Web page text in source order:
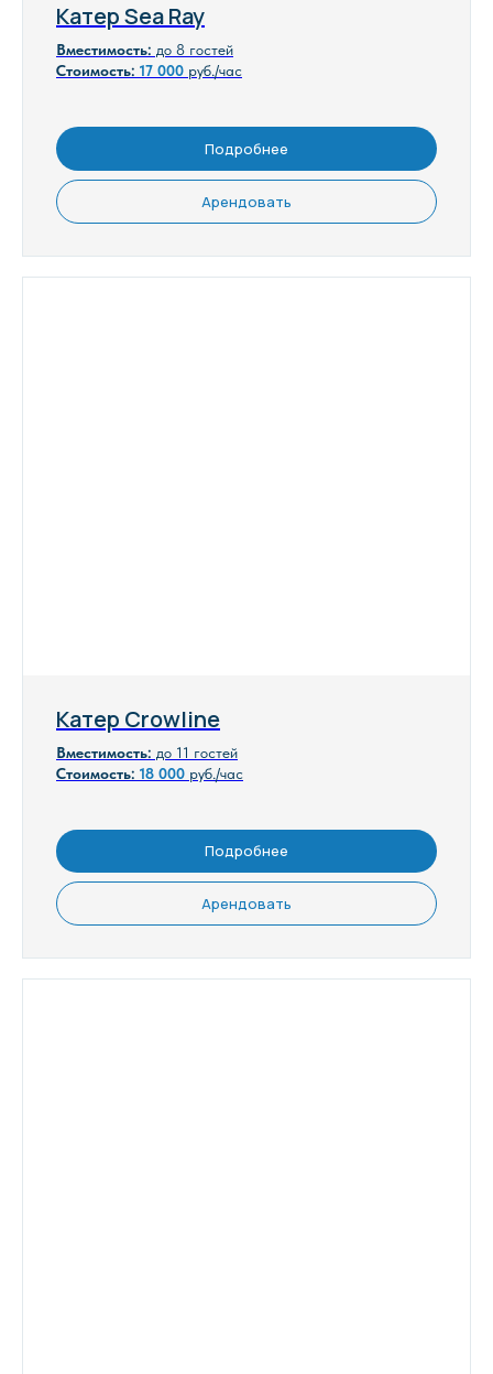
Катер Sea Ray
Вместимость: до 8 гостей
Стоимость: 17 000 руб./час
Подробнее
Арендовать
Катер Crowline
Вместимость: до 11 гостей
Стоимость: 18 000 руб./час
Подробнее
Арендовать